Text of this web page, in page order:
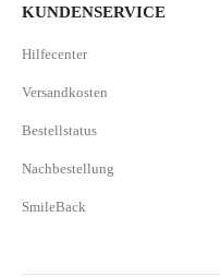
KUNDENSERVICE
Hilfecenter
Versandkosten
Bestellstatus
Nachbestellung
SmileBack